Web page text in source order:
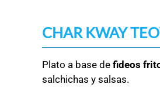
CHAR KWAY
Plato a base de fideos
salchichas y salsas.